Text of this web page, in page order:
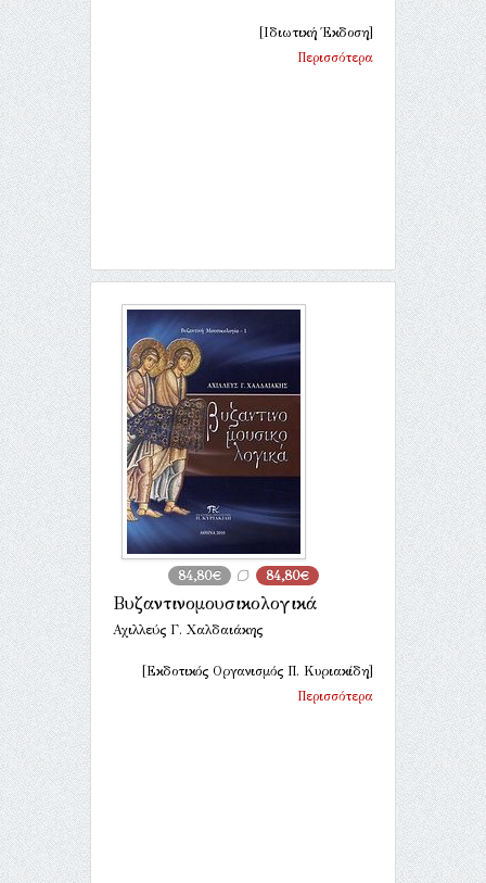
[Ιδιωτική Έκδοση]
Περισσότερα
84,80€ 84,80€
Βυζαντινομουσικολογικά
Αχιλλεύς Γ. Χαλδαιάκης
[Εκδοτικός Οργανισμός Π. Κυριακίδη]
Περισσότερα